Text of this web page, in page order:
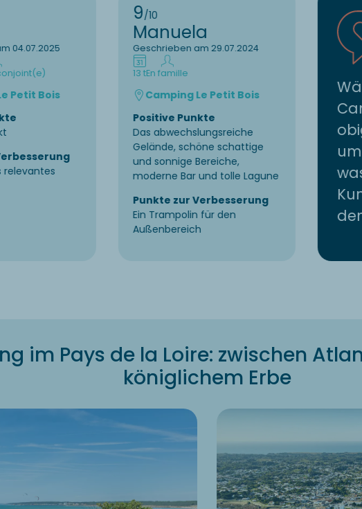
04.07.2025
Petit Bois
relevantes
9/10
Manuela
Geschrieben am 29.07.2024
13 tEn famille
Camping Le Petit Bois
Positive Punkte
Das abwechslungsreiche
Gelände, schöne schattige
und sonnige Bereiche,
moderne Bar und tolle Lagune
Punkte zur Verbesserung
Ein Trampolin für den
Außenbereich
im Pays de la Loire: zwischen
königlichem Erbe